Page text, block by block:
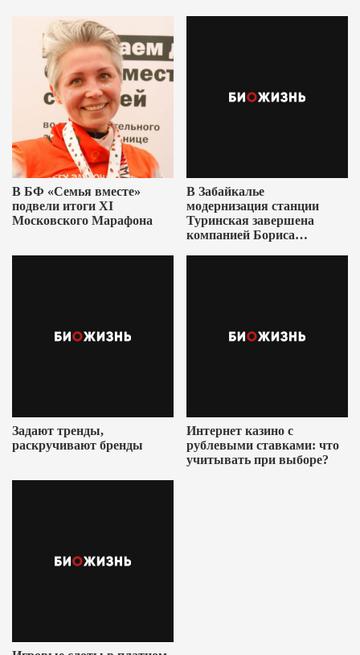
В БФ «Семья вместе»
подвели итоги XI
Московского Марафона
В Забайкалье
модернизация станции
Туринская завершена
компанией Бориса
Задают тренды,
раскручивают бренды
Интернет казино с
рублевыми ставками: что
учитывать при выборе?